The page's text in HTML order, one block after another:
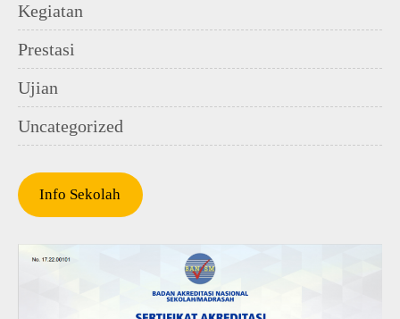
Kegiatan
Prestasi
Ujian
Uncategorized
Info Sekolah